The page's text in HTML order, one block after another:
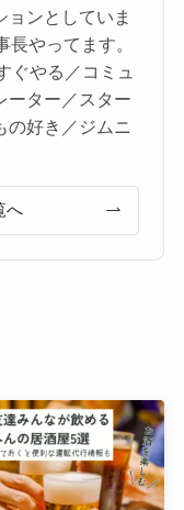
ョンとしていま
やってます。
やる／コミュ
ーター／スター
の好き／ジムニ
へ